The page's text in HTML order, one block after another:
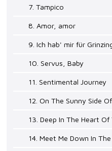
7. Tampico
8. Amor, amor
9. Ich hab' mir für
10. Servus, Baby
11. Sentimental Journey
12. On The Sunny Side
13. Deep In The Heart Of
14. Meet Me Down In